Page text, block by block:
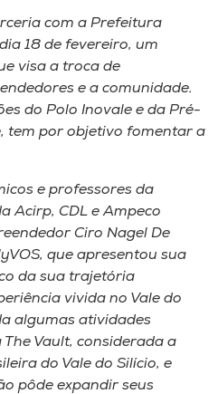
com a Prefeitura
18 de fevereiro, um
visa a troca de
e a comunidade.
do Polo Inovale e da Pré-
tem por objetivo fomentar a
e professores da
Acirp, CDL e Ampeco
Ciro Nagel De
que apresentou sua
da sua trajetória
vivida no Vale do
algumas atividades
Vault, considerada a
do Vale do Silício, e
pôde expandir seus